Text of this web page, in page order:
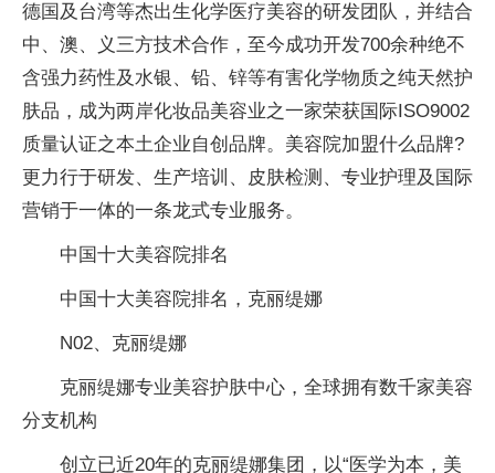
德国及台湾等杰出生化学医疗美容的研发团队，并结合
中、澳、义三方技术合作，至今成功开发700余种绝不
含强力药性及水银、铅、锌等有害化学物质之纯天然护
肤品，成为两岸化妆品美容业之一家荣获国际ISO9002
质量认证之本土企业自创品牌。美容院加盟什么品牌?
更力行于研发、生产培训、皮肤检测、专业护理及国际
营销于一体的一条龙式专业服务。
中国十大美容院排名
中国十大美容院排名，克丽缇娜
N02、克丽缇娜
克丽缇娜专业美容护肤中心，全球拥有数千家美容
分支机构
创立已近20年的克丽缇娜集团，以“医学为本，美